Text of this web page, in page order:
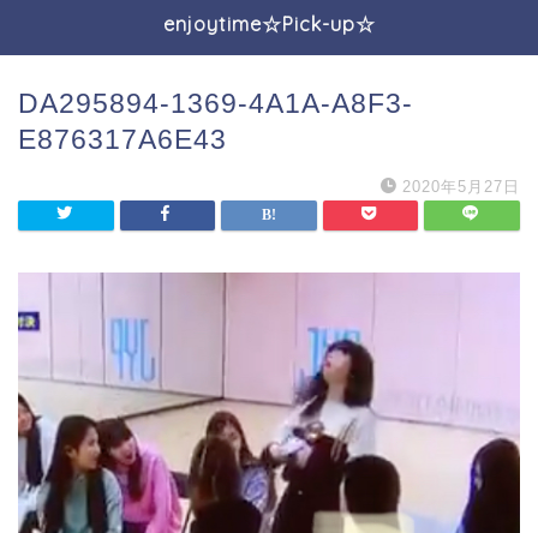
enjoytime☆Pick-up☆
DA295894-1369-4A1A-A8F3-
E876317A6E43
2020年5月27日